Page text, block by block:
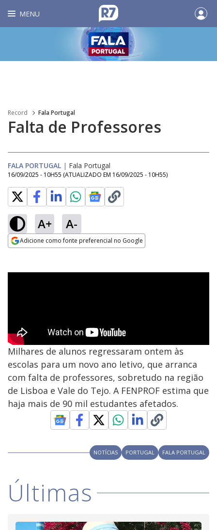
MENU
Record Fala Portugal
Falta de Professores
FALA PORTUGAL | Fala Portugal
16/09/2025 - 10H55 (ATUALIZADO EM 16/09/2025 - 10H55)
A+ A-
Adicione como fonte preferencial no Google
Milhares de alunos regressaram ontem às
escolas para um novo ano letivo, que arranca
com falta de professores, sobretudo na região
de Lisboa e Vale do Tejo. A FENPROF estima que
haja mais de 90 mil estudantes afetados.
NOTÍCIAS PORTUGAL FALA PORTUGAL
Últimas